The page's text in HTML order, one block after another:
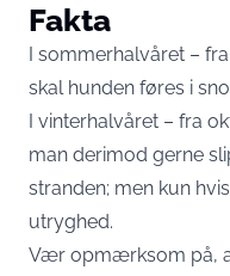
Fakta
I sommerhalvåret –
skal hunden føres i
I vinterhalvåret – fra
man derimod gerne
stranden; men kun
utryghed.
Vær opmærksom på,